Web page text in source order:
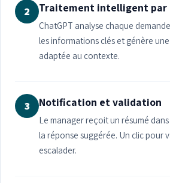
2 Traitement intelligent par
ChatGPT analyse chaque
les informations clés et génère
adaptée au contexte.
3 Notification et validation
Le manager reçoit un résumé
la réponse suggérée. Un clic pour
escalader.